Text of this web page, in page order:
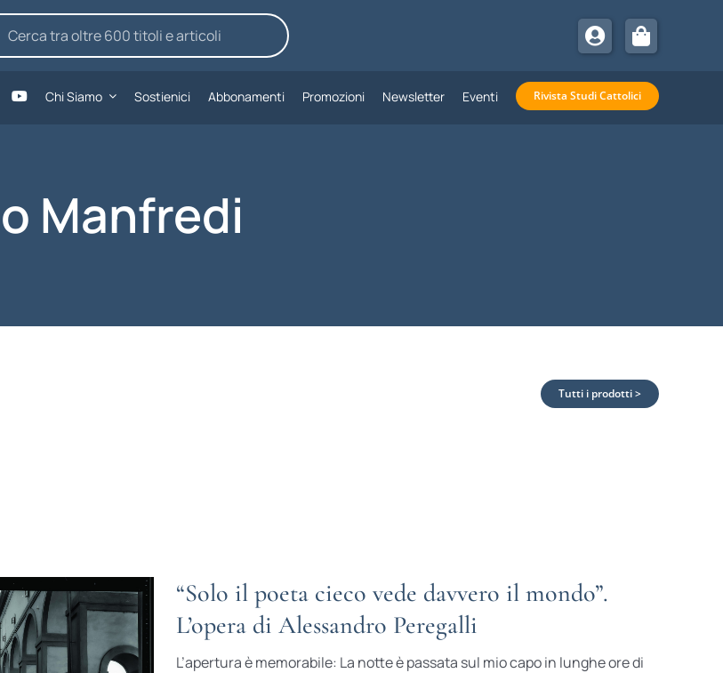
Chi Siamo Sostienici Abbonamenti Promozioni Newsletter Eventi Rivista Studi Cattolici
Manfredi
Tutti i prodotti >
“Solo il poeta cieco vede davvero il mondo”.
L’opera di Alessandro Peregalli
L’apertura è memorabile: La notte è passata sul mio capo in lunghe ore di